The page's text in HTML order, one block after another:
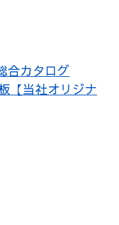
合カタログ
【当社オリジナ